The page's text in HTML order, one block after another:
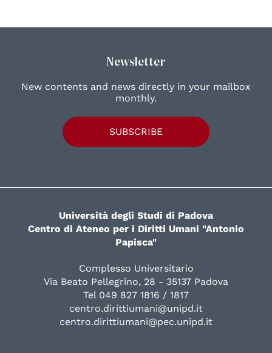
Newsletter
New contents and news directly in your mailbox
monthly.
SUBSCRIBE
Università degli Studi di Padova
Centro di Ateneo per i Diritti Umani "Antonio
Papisca"
Complesso Universitario
Via Beato Pellegrino, 28 - 35137 Padova
Tel 049 827 1816 / 1817
centro.dirittiumani@unipd.it
centro.dirittiumani@pec.unipd.it